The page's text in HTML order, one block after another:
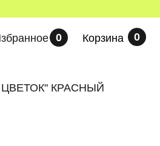
Корзина
0 0
КРАСНЫЙ